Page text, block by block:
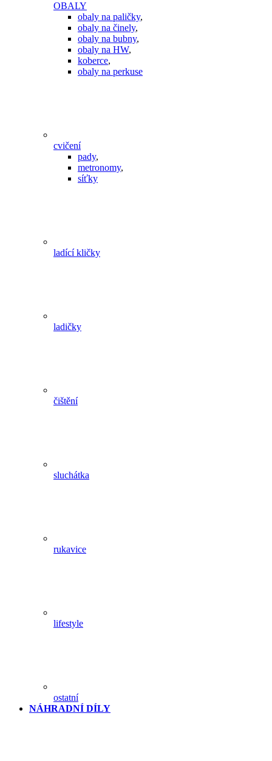
OBALY
obaly na paličky,
obaly na činely,
obaly na bubny,
obaly na HW,
koberce,
obaly na perkuse
cvičení
pady,
metronomy,
síťky
ladící kličky
ladičky
čištění
sluchátka
rukavice
lifestyle
ostatní
NÁHRADNÍ DÍLY